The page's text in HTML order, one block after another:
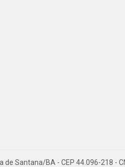
Santana/BA - CEP 44.096-218 -